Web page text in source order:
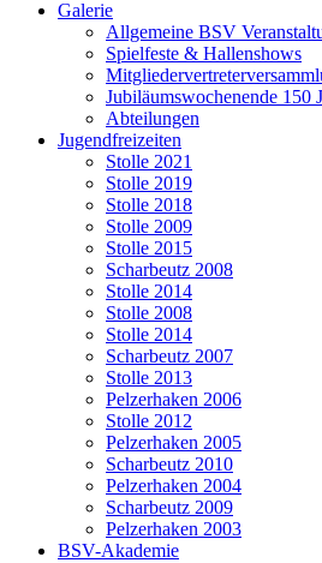
Galerie
Allgemeine BSV
Spielfeste & Hallenshows
Jubiläumswochenende 150
Abteilungen
Jugendfreizeiten
Stolle 2021
Stolle 2019
Stolle 2018
Stolle 2009
Stolle 2015
Scharbeutz 2008
Stolle 2014
Stolle 2008
Stolle 2014
Scharbeutz 2007
Stolle 2013
Pelzerhaken 2006
Stolle 2012
Pelzerhaken 2005
Scharbeutz 2010
Pelzerhaken 2004
Scharbeutz 2009
Pelzerhaken 2003
BSV-Akademie